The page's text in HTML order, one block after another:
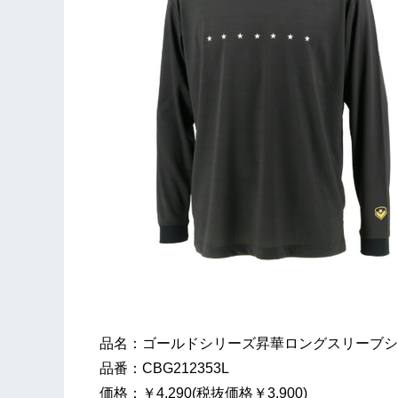
品名：ゴールドシリーズ昇華ロングスリーブ
品番：CBG212353L
価格：￥4,290(税抜価格￥3,900)